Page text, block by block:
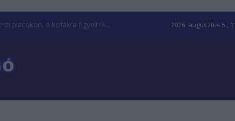
piacokon, a kofákra figyeltek... 2026. augusztus 5.,